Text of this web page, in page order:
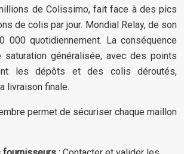
de Colissimo, fait face à des pics
de colis par jour. Mondial Relay, de son
000 quotidiennement. La conséquence
saturation généralisée, avec des points
les dépôts et des colis déroutés,
livraison finale.
permet de sécuriser chaque maillon